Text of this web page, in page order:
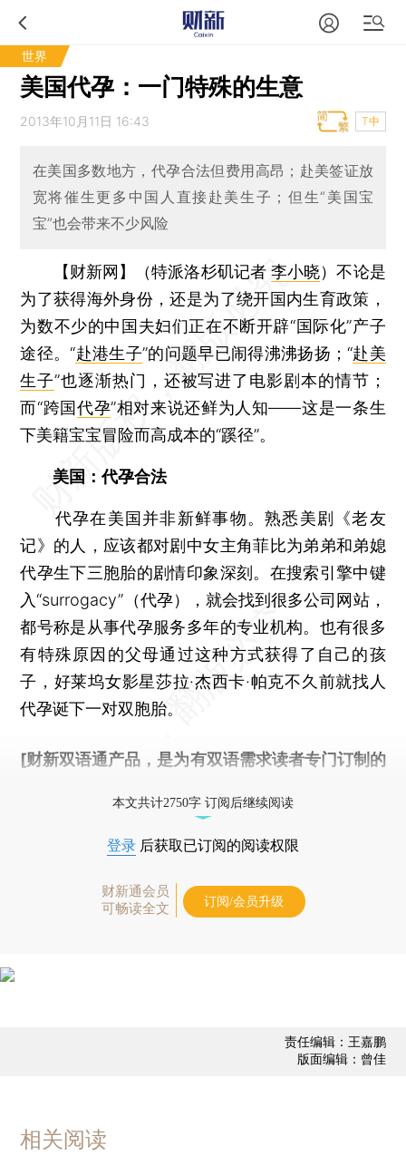
世界
美国代孕：一门特殊的生意
2013年10月11日 16:43 T中
在美国多数地方，代孕合法但费用高昂；赴美签证放
宽将催生更多中国人直接赴美生子；但生“美国宝
宝”也会带来不少风险
【财新网】（特派洛杉矶记者李小晓）不论是
为了获得海外身份，还是为了绕开国内生育政策，
为数不少的中国夫妇们正在不断开辟“国际化”产子
途径。“赴港生子”的问题早已闹得沸沸扬扬；“赴美
生子”也逐渐热门，还被写进了电影剧本的情节；
而“跨国代孕”相对来说还鲜为人知——这是一条生
下美籍宝宝冒险而高成本的“蹊径”。
美国：代孕合法
代孕在美国并非新鲜事物。熟悉美剧《老友
记》的人，应该都对剧中女主角菲比为弟弟和弟媳
代孕生下三胞胎的剧情印象深刻。在搜索引擎中键
入“surrogacy”（代孕），就会找到很多公司网站，
都号称是从事代孕服务多年的专业机构。也有很多
有特殊原因的父母通过这种方式获得了自己的孩
子，好莱坞女影星莎拉·杰西卡·帕克不久前就找人
代孕诞下一对双胞胎。
[财新双语通产品，是为有双语需求读者专门订制的
本文共计2750字 订阅后继续阅读
登录 后获取已订阅的阅读权限
财新通会员
可畅读全文
订阅/会员升级
责任编辑：王嘉鹏
版面编辑：曾佳
相关阅读